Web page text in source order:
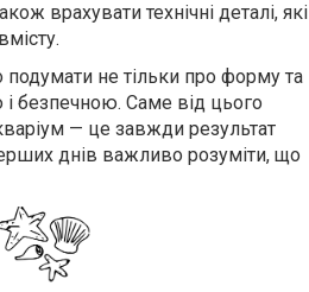
врахувати технічні деталі, які
подумати не тільки про форму та
безпечною. Саме від цього
— це завжди результат
днів важливо розуміти, що